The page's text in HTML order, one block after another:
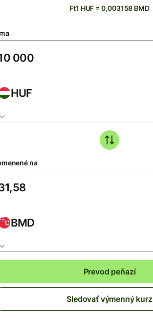
Ft1 HUF = 0,003158 BMD
HUF
na
BMD
Prevod peňazí
Sledovať výmenný kurz